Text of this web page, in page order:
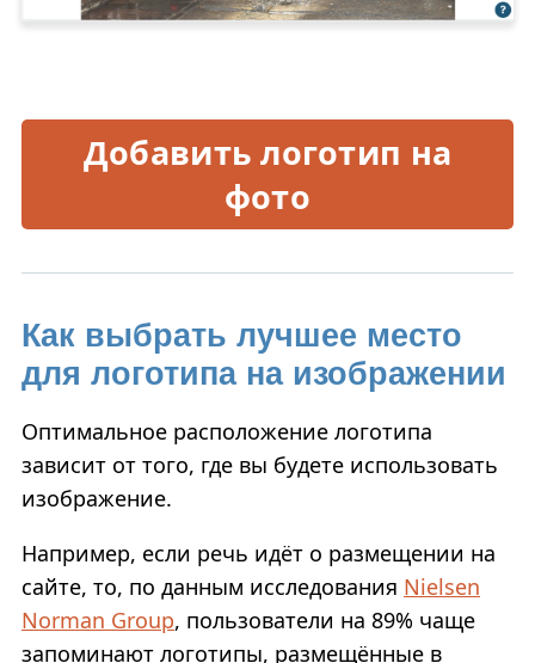
Добавить логотип на
фото
Как выбрать лучшее место
для логотипа на изображении
Оптимальное расположение логотипа
зависит от того, где вы будете использовать
изображение.
Например, если речь идёт о размещении на
сайте, то, по данным исследования Nielsen
Norman Group, пользователи на 89% чаще
запоминают логотипы, размещённые в